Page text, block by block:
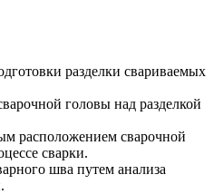
разделки свариваемых
головы над разделкой
расположением сварочной
сварки.
шва путем анализа